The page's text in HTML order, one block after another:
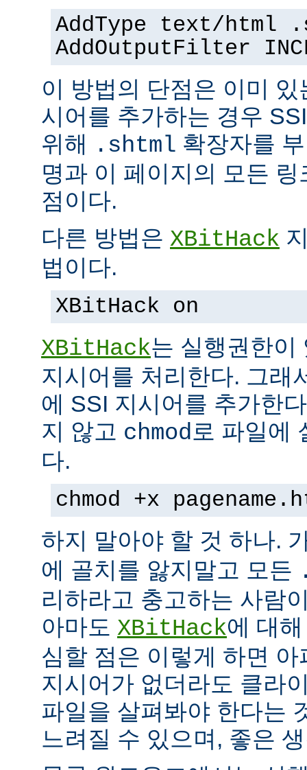
AddType text/html
AddOutputFilter
이 방법의 단점은 이미
시어를 추가하는 경우
위해
.shtml 확장자를
명과 이 페이지의 모든
점이다.
다른 방법은 XBitHack
법이다.
XBitHack on
XBitHack는 실행권한이
지시어를 처리한다. 그래
에 SSI 지시어를 추가한
지 않고 chmod 로 파일에
다.
chmod +x
하지 말아야 할 것 하나.
에 골치를 앓지말고 모든
리하라고 충고하는 사람
아마도 XBitHack에 대
심할 점은 이렇게 하면
지시어가 없더라도 클라
파일을 살펴봐야 한다는
느려질 수 있으며, 좋은